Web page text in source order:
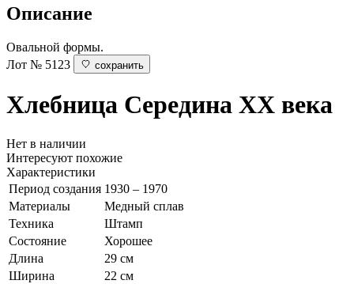
Описание
Овальной формы.
Лот № 5123
сохранить
Хлебница Середина ХХ века
Нет в наличии
Интересуют похожие
Характеристики
Период создания 1930 – 1970
Материалы
Медный сплав
Техника
Штамп
Состояние
Хорошее
Длина
29 см
Ширина
22 см